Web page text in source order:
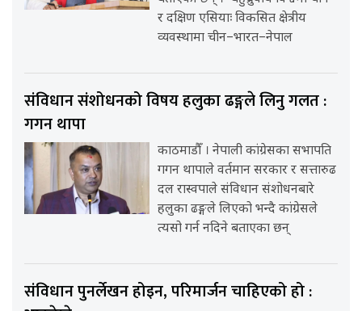
र दक्षिण एसियाः विकसित क्षेत्रीय
व्यवस्थामा चीन–भारत–नेपाल
संविधान संशोधनको विषय हलुका ढङ्गले लिनु गलत :
गगन थापा
काठमाडौँ । नेपाली कांग्रेसका सभापति
गगन थापाले वर्तमान सरकार र सत्तारुढ
दल रास्वपाले संविधान संशोधनबारे
हलुका ढङ्गले लिएको भन्दै कांग्रेसले
त्यसो गर्न नदिने बताएका छन्
संविधान पुनर्लेखन होइन, परिमार्जन चाहिएको हो :